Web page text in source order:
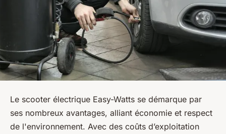
Le scooter électrique Easy-Watts se démarque par
ses nombreux avantages, alliant économie et respect
de l'environnement. Avec des coûts d’exploitation